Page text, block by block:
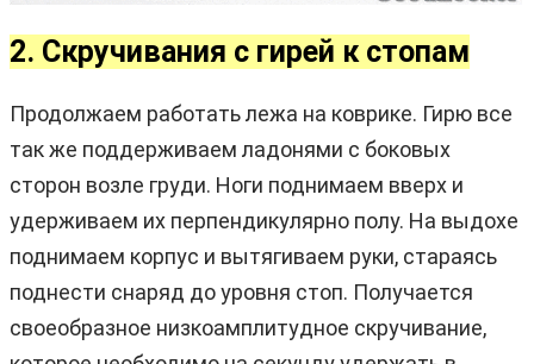
2. Скручивания с гирей к стопам
Продолжаем работать лежа на коврике. Гирю все
так же поддерживаем ладонями с боковых
сторон возле груди. Ноги поднимаем вверх и
удерживаем их перпендикулярно полу. На выдохе
поднимаем корпус и вытягиваем руки, стараясь
поднести снаряд до уровня стоп. Получается
своеобразное низкоамплитудное скручивание,